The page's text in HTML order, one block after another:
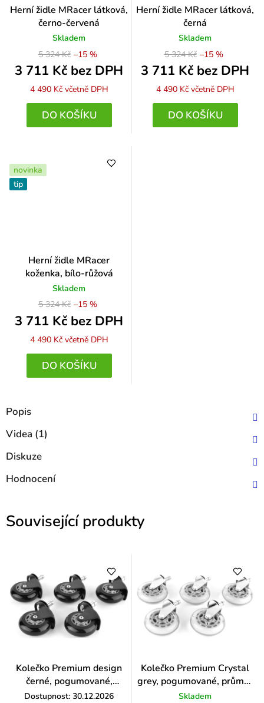
Herní židle MRacer látková,
černo-červená
Skladem
5 324 Kč
3 711 Kč bez DPH
4 490 Kč včetně DPH
–15 %
DO KOŠÍKU
Herní židle MRacer látková,
černá
Skladem
5 324 Kč
3 711 Kč bez DPH
4 490 Kč včetně DPH
–15 %
DO KOŠÍKU
novinka
tip
Herní židle MRacer
koženka, bílo-růžová
Skladem
5 324 Kč
3 711 Kč bez DPH
4 490 Kč včetně DPH
–15 %
DO KOŠÍKU
Popis
Videa (1)
Diskuze
Hodnocení
Související produkty
Kolečko Premium design
černé, pogumované,
průměr 65 mm, čep 11 mm
Dostupnost: 30.12.2026
Kolečko Premium Crystal
grey, pogumované, průměr
73 mm, čep 11 mm
Skladem